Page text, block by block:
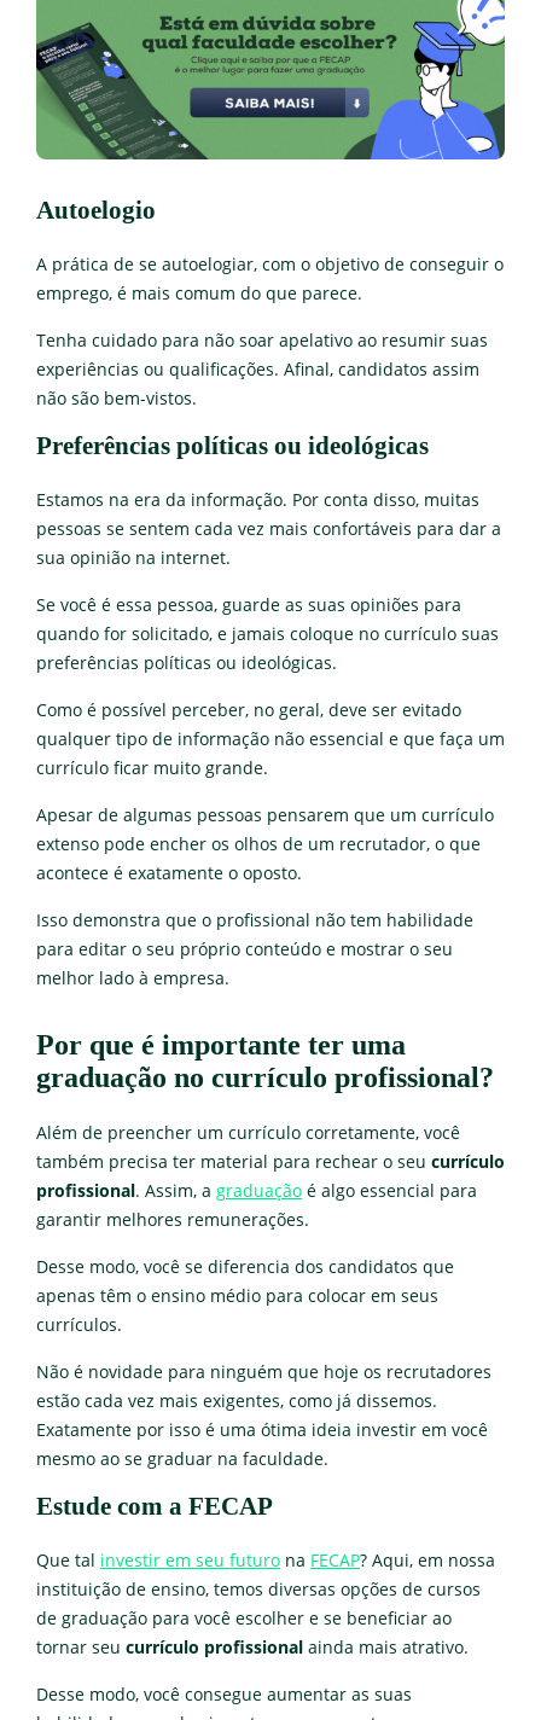
Autoelogio
A prática de se autoelogiar, com o objetivo de conseguir o
emprego, é mais comum do que parece.
Tenha cuidado para não soar apelativo ao resumir suas
experiências ou qualificações. Afinal, candidatos assim
não são bem-vistos.
Preferências políticas ou ideológicas
Estamos na era da informação. Por conta disso, muitas
pessoas se sentem cada vez mais confortáveis para dar a
sua opinião na internet.
Se você é essa pessoa, guarde as suas opiniões para
quando for solicitado, e jamais coloque no currículo suas
preferências políticas ou ideológicas.
Como é possível perceber, no geral, deve ser evitado
qualquer tipo de informação não essencial e que faça um
currículo ficar muito grande.
Apesar de algumas pessoas pensarem que um currículo
extenso pode encher os olhos de um recrutador, o que
acontece é exatamente o oposto.
Isso demonstra que o profissional não tem habilidade
para editar o seu próprio conteúdo e mostrar o seu
melhor lado à empresa.
Por que é importante ter uma
graduação no currículo profissional?
Além de preencher um currículo corretamente, você
também precisa ter material para rechear o seu currículo
profissional . Assim, a graduação é algo essencial para
garantir melhores remunerações.
Desse modo, você se diferencia dos candidatos que
apenas têm o ensino médio para colocar em seus
currículos.
Não é novidade para ninguém que hoje os recrutadores
estão cada vez mais exigentes, como já dissemos.
Exatamente por isso é uma ótima ideia investir em você
mesmo ao se graduar na faculdade.
Estude com a FECAP
Que tal investir em seu futuro na FECAP? Aqui, em nossa
instituição de ensino, temos diversas opções de cursos
de graduação para você escolher e se beneficiar ao
tornar seu currículo profissional ainda mais atrativo.
Desse modo, você consegue aumentar as suas